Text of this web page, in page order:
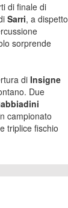
di finale di
Sarri, a dispetto
sorprende
di Insigne
Due
campionato
triplice fischio